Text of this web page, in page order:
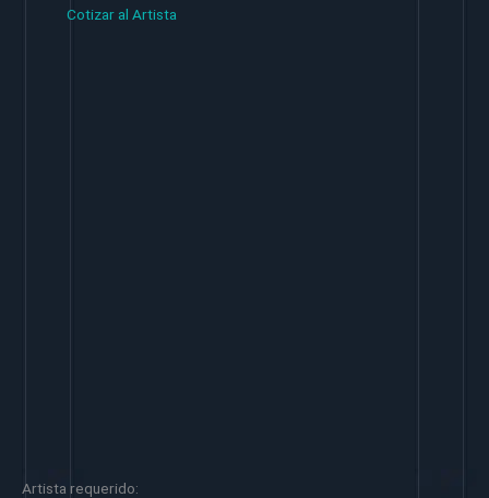
Cotizar al Artista
Artista requerido: